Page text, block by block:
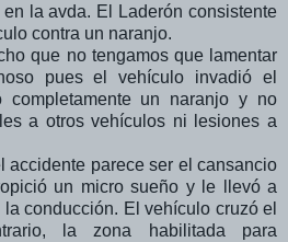
la avda. El Laderón consistente
contra un naranjo.
que no tengamos que lamentar
pues el vehículo invadió el
completamente un naranjo y no
a otros vehículos ni lesiones a
parece ser el cansancio
un micro sueño y le llevó a
conducción. El vehículo cruzó el
la zona habilitada para